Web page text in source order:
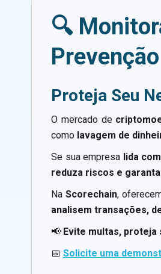
🔍
Proteja Seu
O mercado de
como lavagem de
Se sua empresa lida
reduza riscos e
Na Scorechain,
analisem transações,
📢 Evite multas, proteja
📅 Solicite uma